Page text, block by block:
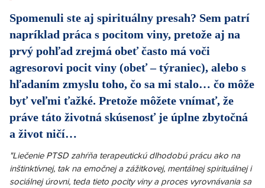
Spomenuli ste aj spirituálny presah? Sem patrí
napríklad práca s pocitom viny, pretože aj na
prvý pohľad zrejmá obeť často má voči
agresorovi pocit viny (obeť – týraniec), alebo s
hľadaním zmyslu toho, čo sa mi stalo… čo môže
byť veľmi ťažké. Pretože môžete vnímať, že
práve táto životná skúsenosť je úplne zbytočná
a život ničí…
"Liečenie PTSD zahŕňa terapeutickú dlhodobú prácu ako na
inštinktívnej, tak na emočnej a zážitkovej, mentálnej spirituálnej i
sociálnej úrovni, teda tieto pocity viny a proces vyrovnávania sa